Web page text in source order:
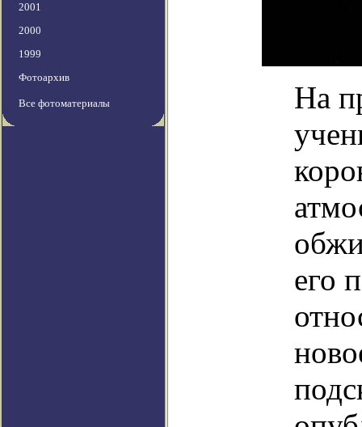
2001
2000
1999
Фотоархив
Все фотоматериалы
На
его